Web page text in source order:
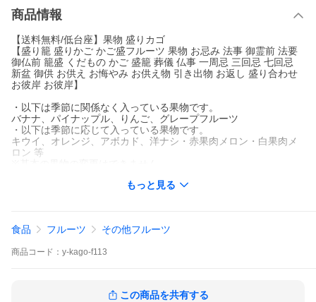
商品情報
【送料無料/低台座】果物 盛りカゴ
【盛り籠 盛りかご かご盛フルーツ 果物 お忌み 法事 御霊前 法要
御仏前 籠盛 くだもの かご 盛籠 葬儀 仏事 一周忌 三回忌 七回忌
新盆 御供 お供え お悔やみ お供え物 引き出物 お返し 盛り合わせ
お彼岸 お彼岸】
・以下は季節に関係なく入っている果物です。
バナナ、パイナップル、りんご、グレープフルーツ
・以下は季節に応じて入っている果物です。
キウイ、オレンジ、アボカド、洋ナシ・赤果肉メロン・白果肉メ
ロン 等
もっと見る
食品 フルーツ その他フルーツ
商品 コード： y-kago-f113
この商品を共有する